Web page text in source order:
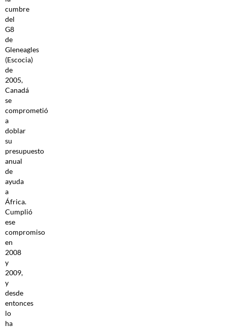
cumbre
del
G8
de
Gleneagles
(Escocia)
de
2005,
Canadá
se
comprometió
a
doblar
su
presupuesto
anual
de
ayuda
a
África.
Cumplió
ese
compromiso
en
2008
y
2009,
y
desde
entonces
lo
ha